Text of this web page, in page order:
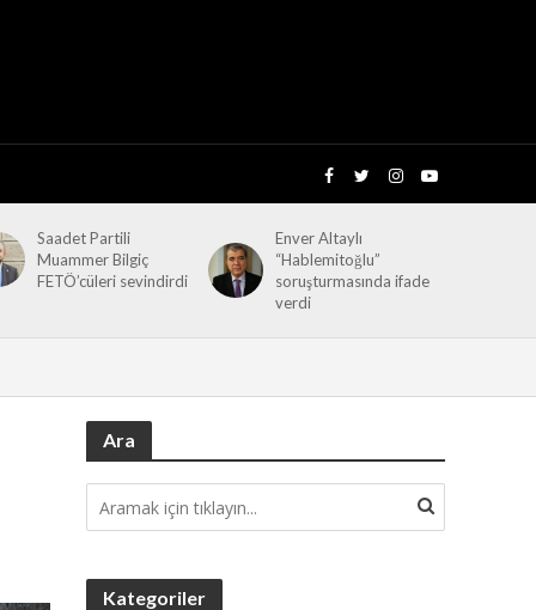
Saadet Partili
Muammer Bilgiç
FETÖ’cüleri sevindirdi
Enver Altaylı
“Hablemitoğlu”
soruşturmasında ifade
verdi
Ara
Kategoriler